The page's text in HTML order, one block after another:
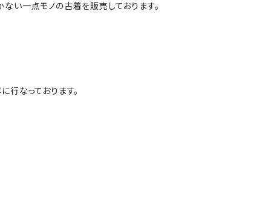
い一点モノの古着を販売しております。
行なっております。